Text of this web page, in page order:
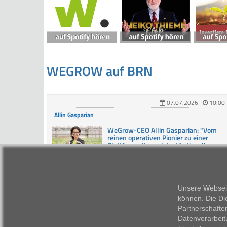
WEGROW auf BRN
07.07.2026
10:00
Allin Gasparian
WeGrow-CEO Allin Gasparian: "Vom
reinen operativen Pionier zu einer
Plattform, die auch institutionelle
Metern in den letzten Wochen." So Allin
Gasparian. Die CEO der WeG ...
Unsere
können. Die